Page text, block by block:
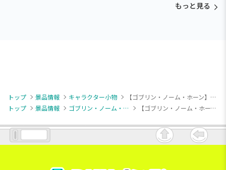
もっと見る
トップ 景品情報 キャラクター小物
【ゴブリン・ノーム・ホーン】【B指名手配】ネックビ マスコットキーホルダー
トップ
景品情報 ゴブリン・ノーム・ホーン 【ゴブリン・ノーム・ホーン】【B指名手配】ネックビ マスコットキーホルダー